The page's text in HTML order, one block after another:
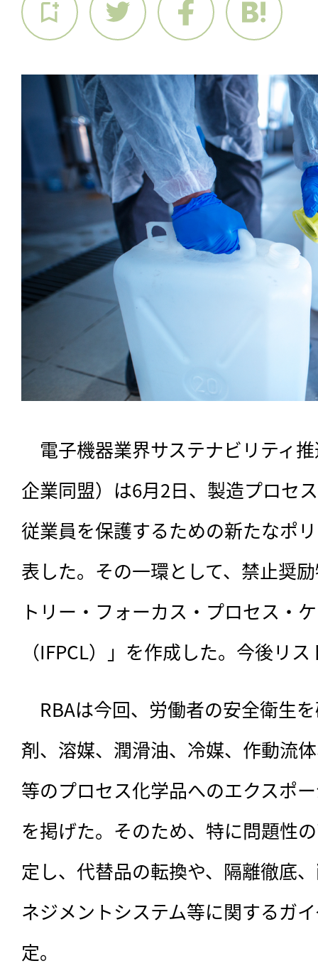
電子機器業界サステナビリティ
企業同盟）は6月2日、製造プロセ
従業員を保護するための新たなポ
表した。その一環として、禁止奨
トリー・フォーカス・プロセス・
（IFPCL）」を作成した。今後リ
RBAは今回、 労働者の安全衛生
剤、溶媒、潤滑油、冷媒、作動流
等のプロセス化学品へのエクスポ
を掲げた。そのため、特に問題性
定し、代替品の転換や、隔離徹底
ネジメントシステム等に関するガ
定。